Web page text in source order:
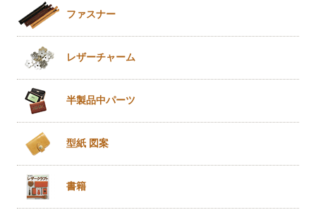
ファスナー
レザーチャーム
半製品中パーツ
型紙 図案
書籍